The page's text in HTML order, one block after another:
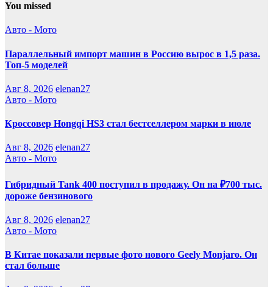
You missed
Авто - Мото
Параллельный импорт машин в Россию вырос в 1,5 раза.
Топ-5 моделей
Авг 8, 2026 elenan27
Авто - Мото
Кроссовер Hongqi HS3 стал бестселлером марки в июле
Авг 8, 2026 elenan27
Авто - Мото
Гибридный Tank 400 поступил в продажу. Он на ₽700 тыс.
дороже бензинового
Авг 8, 2026 elenan27
Авто - Мото
В Китае показали первые фото нового Geely Monjaro. Он
стал больше